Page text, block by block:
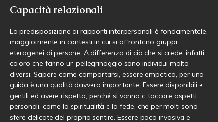
Capacità relazionali
La predisposizione ai rapporti interpersonali è fondamentale,
maggiormente in contesti in cui si affrontano gruppi
eterogenei di persone. A differenza di ciò che si crede, infatti,
coloro che fanno un pellegrinaggio sono individui molto
diversi. Sapere come comportarsi, essere empatica, per una
guida è una qualità davvero importante. Essere disponibili e
gentili ed avere rispetto, perché si vanno a toccare aspetti
personali, come la spiritualità e la fede, che per molti sono
sfere delicate del proprio sentire. Essere poco invasiva e